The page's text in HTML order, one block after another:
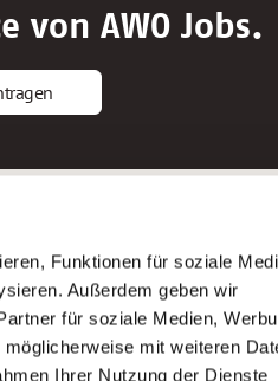
Funktionen für soziale
Außerdem geben wir
für soziale Medien,
mit weiteren
Ihrer Nutzung der Dienste
von AWO Jobs.
Gliederungen nach Bundesland
nach Bundesländern